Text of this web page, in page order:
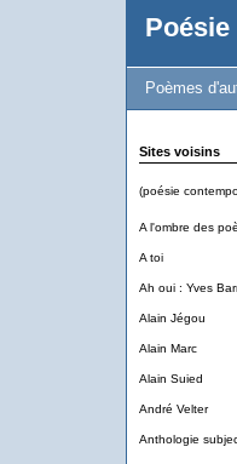
Poèmes
Sites voisins
(poésie
A l'ombre des
A toi
Ah oui : Yves
Alain Jégou
Alain Marc
Alain Suied
André Velter
Anthologie